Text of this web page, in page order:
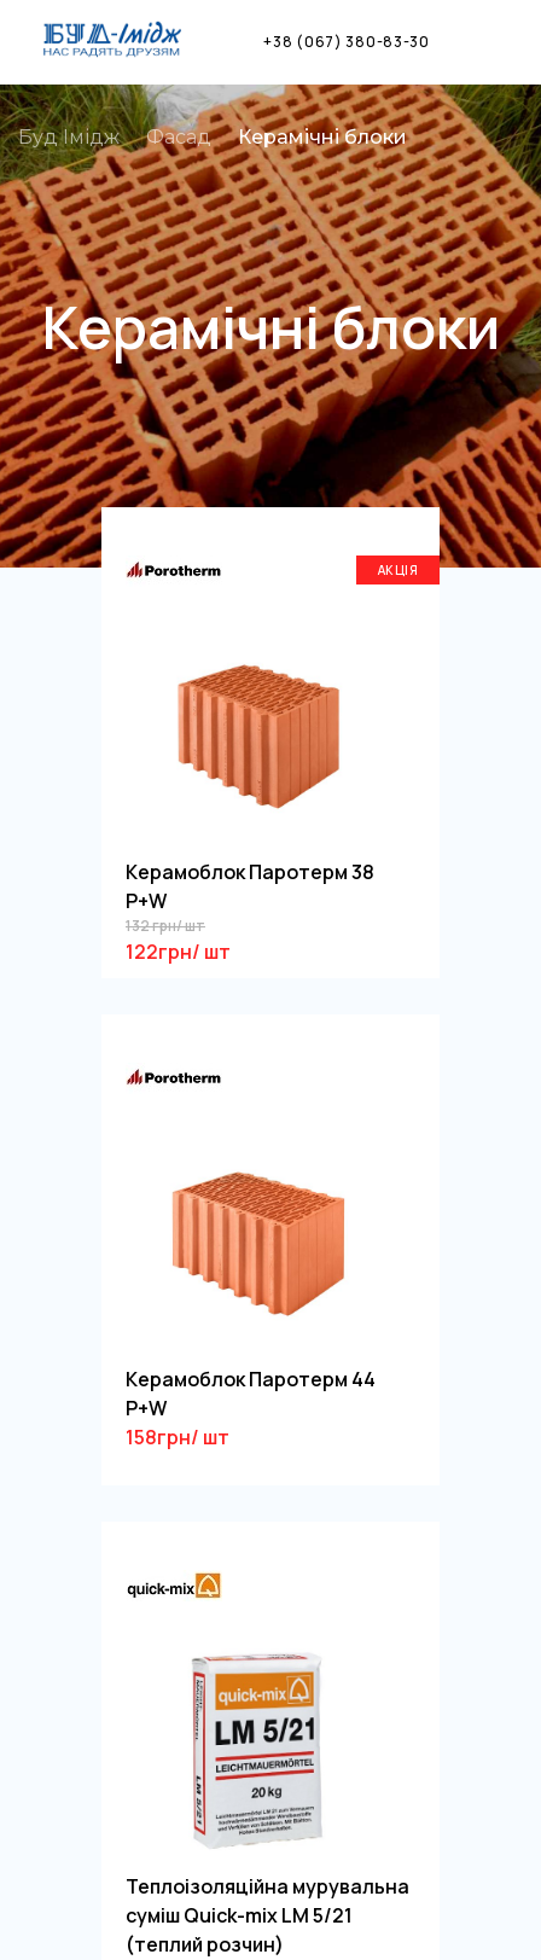
to
+38 (067) 380-83-30
Керамічні блоки
Буд Імідж Фасад Керамічні блоки
АКЦІЯ
Керамоблок Паротерм 38
P+W
132 грн/ шт
122грн/ шт
Керамоблок Паротерм 44
P+W
158грн/ шт
Теплоізоляційна мурувальна
суміш Quick-mix LM 5/21
(теплий розчин)